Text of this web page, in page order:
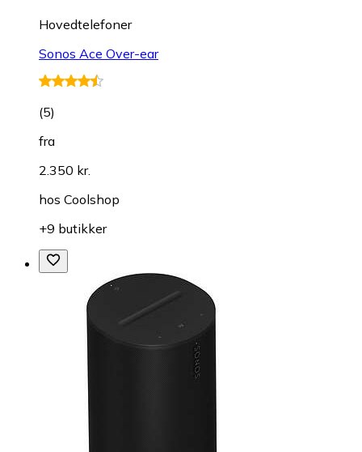
Hovedtelefoner
Sonos Ace Over-ear
(5)
fra
2.350 kr.
hos Coolshop
+9 butikker